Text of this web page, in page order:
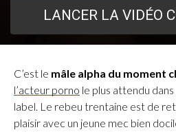
LANCER LA VIDÉO
C’est le mâle alpha du moment
l’acteur porno le plus attendu
label. Le rebeu trentaine est de
plaisir avec un jeune mec bien